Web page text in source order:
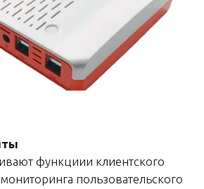
функциии клиентского
пользовательского